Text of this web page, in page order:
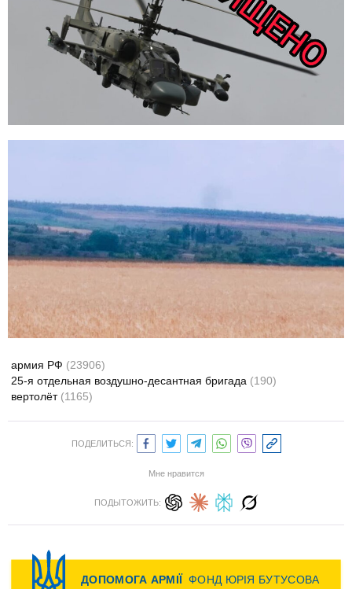
армия РФ (23906)
25-я отдельная воздушно-десантная бригада (190)
вертолёт (1165)
ПОДЕЛИТЬСЯ:
Мне нравится
ПОДЫТОЖИТЬ: